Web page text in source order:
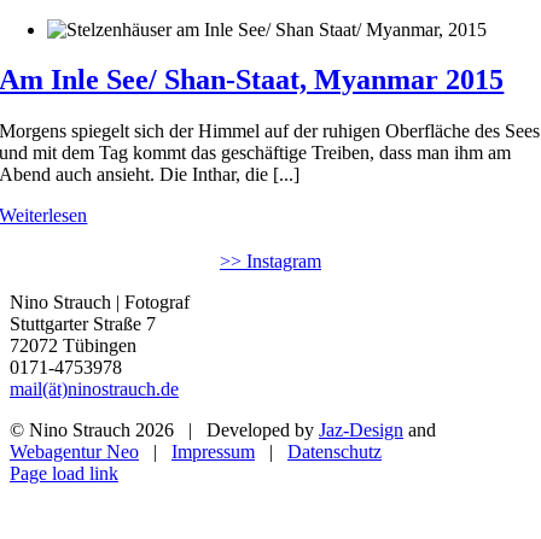
Am Inle See/ Shan-Staat, Myanmar 2015
Morgens spiegelt sich der Himmel auf der ruhigen Oberfläche des Sees
und mit dem Tag kommt das geschäftige Treiben, dass man ihm am
Abend auch ansieht. Die Inthar, die [...]
Weiterlesen
>> Instagram
Nino Strauch | Fotograf
Stuttgarter Straße 7
72072 Tübingen
0171-4753978
mail(ät)ninostrauch.de
© Nino Strauch 2026 | Developed by Jaz-Design and
Webagentur Neo | Impressum | Datenschutz
Instagram
Page load link